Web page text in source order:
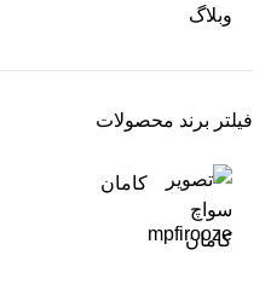
وبلاگ
فیلتر برند محصولات
کامان
کامان
mpfirooze